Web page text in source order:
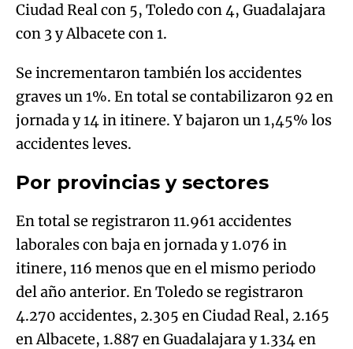
Ciudad Real con 5, Toledo con 4, Guadalajara
con 3 y Albacete con 1.
Se incrementaron también los accidentes
graves un 1%. En total se contabilizaron 92 en
jornada y 14 in itinere. Y bajaron un 1,45% los
accidentes leves.
Por provincias y sectores
En total se registraron 11.961 accidentes
laborales con baja en jornada y 1.076 in
itinere, 116 menos que en el mismo periodo
del año anterior. En Toledo se registraron
4.270 accidentes, 2.305 en Ciudad Real, 2.165
en Albacete, 1.887 en Guadalajara y 1.334 en